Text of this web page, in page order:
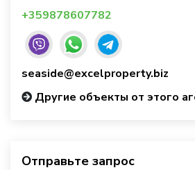
+359878607782
seaside@excelproperty.biz
Другие объекты от этого
Отправьте запрос